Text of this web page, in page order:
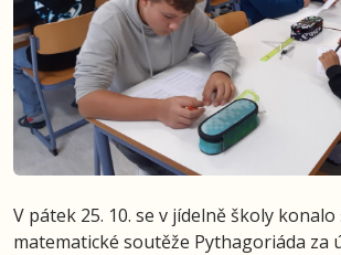
V pátek 25. 10. se v jídelně školy
matematické soutěže Pythagoriáda za